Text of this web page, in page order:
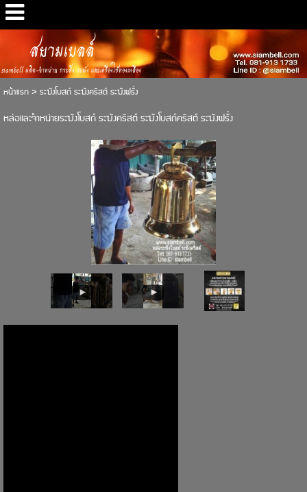
สยามเบลล์
siambell ผลิต-จำหน่าย กระดิ่ง ระฆัง และเครื่องใช้ทองเหลือง
หน้าแรก> ระฆังโบสถ์ ระฆังคริสต์ ระฆังฝรั่ง
หล่อและจำหน่ายระฆังโบสถ์ ระฆังคริสต์ ระฆังโบสถ์คริสต์ ระฆังฝรั่ง